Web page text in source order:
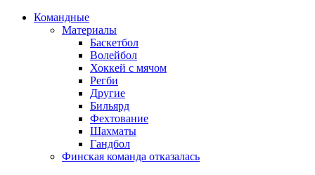
Командные
Материалы
Баскетбол
Волейбол
Хоккей с мячом
Регби
Другие
Бильярд
Фехтование
Шахматы
Гандбол
Финская команда отказалась